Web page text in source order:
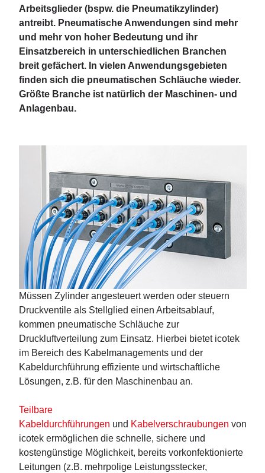
Arbeitsglieder (bspw. die Pneumatikzylinder)
antreibt. Pneumatische Anwendungen sind mehr
und mehr von hoher Bedeutung und ihr
Einsatzbereich in unterschiedlichen Branchen
breit gefächert. In vielen Anwendungsgebieten
finden sich die pneumatischen Schläuche wieder.
Größte Branche ist natürlich der Maschinen- und
Anlagenbau.
Müssen Zylinder angesteuert werden oder steuern
Druckventile als Stellglied einen Arbeitsablauf,
kommen pneumatische Schläuche zur
Druckluftverteilung zum Einsatz. Hierbei bietet icotek
im Bereich des Kabelmanagements und der
Kabeldurchführung effiziente und wirtschaftliche
Lösungen, z.B. für den Maschinenbau an.
Teilbare
Kabeldurchführungen und Kabelverschraubungen von
icotek ermöglichen die schnelle, sichere und
kostengünstige Möglichkeit, bereits vorkonfektionierte
Leitungen (z.B. mehrpolige Leistungsstecker,